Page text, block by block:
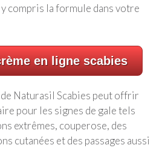
compris la formule dans votre
en ligne scabies
Naturasil Scabies peut offrir
pour les signes de gale tels
extrêmes, couperose, des
cutanées et des passages aussi